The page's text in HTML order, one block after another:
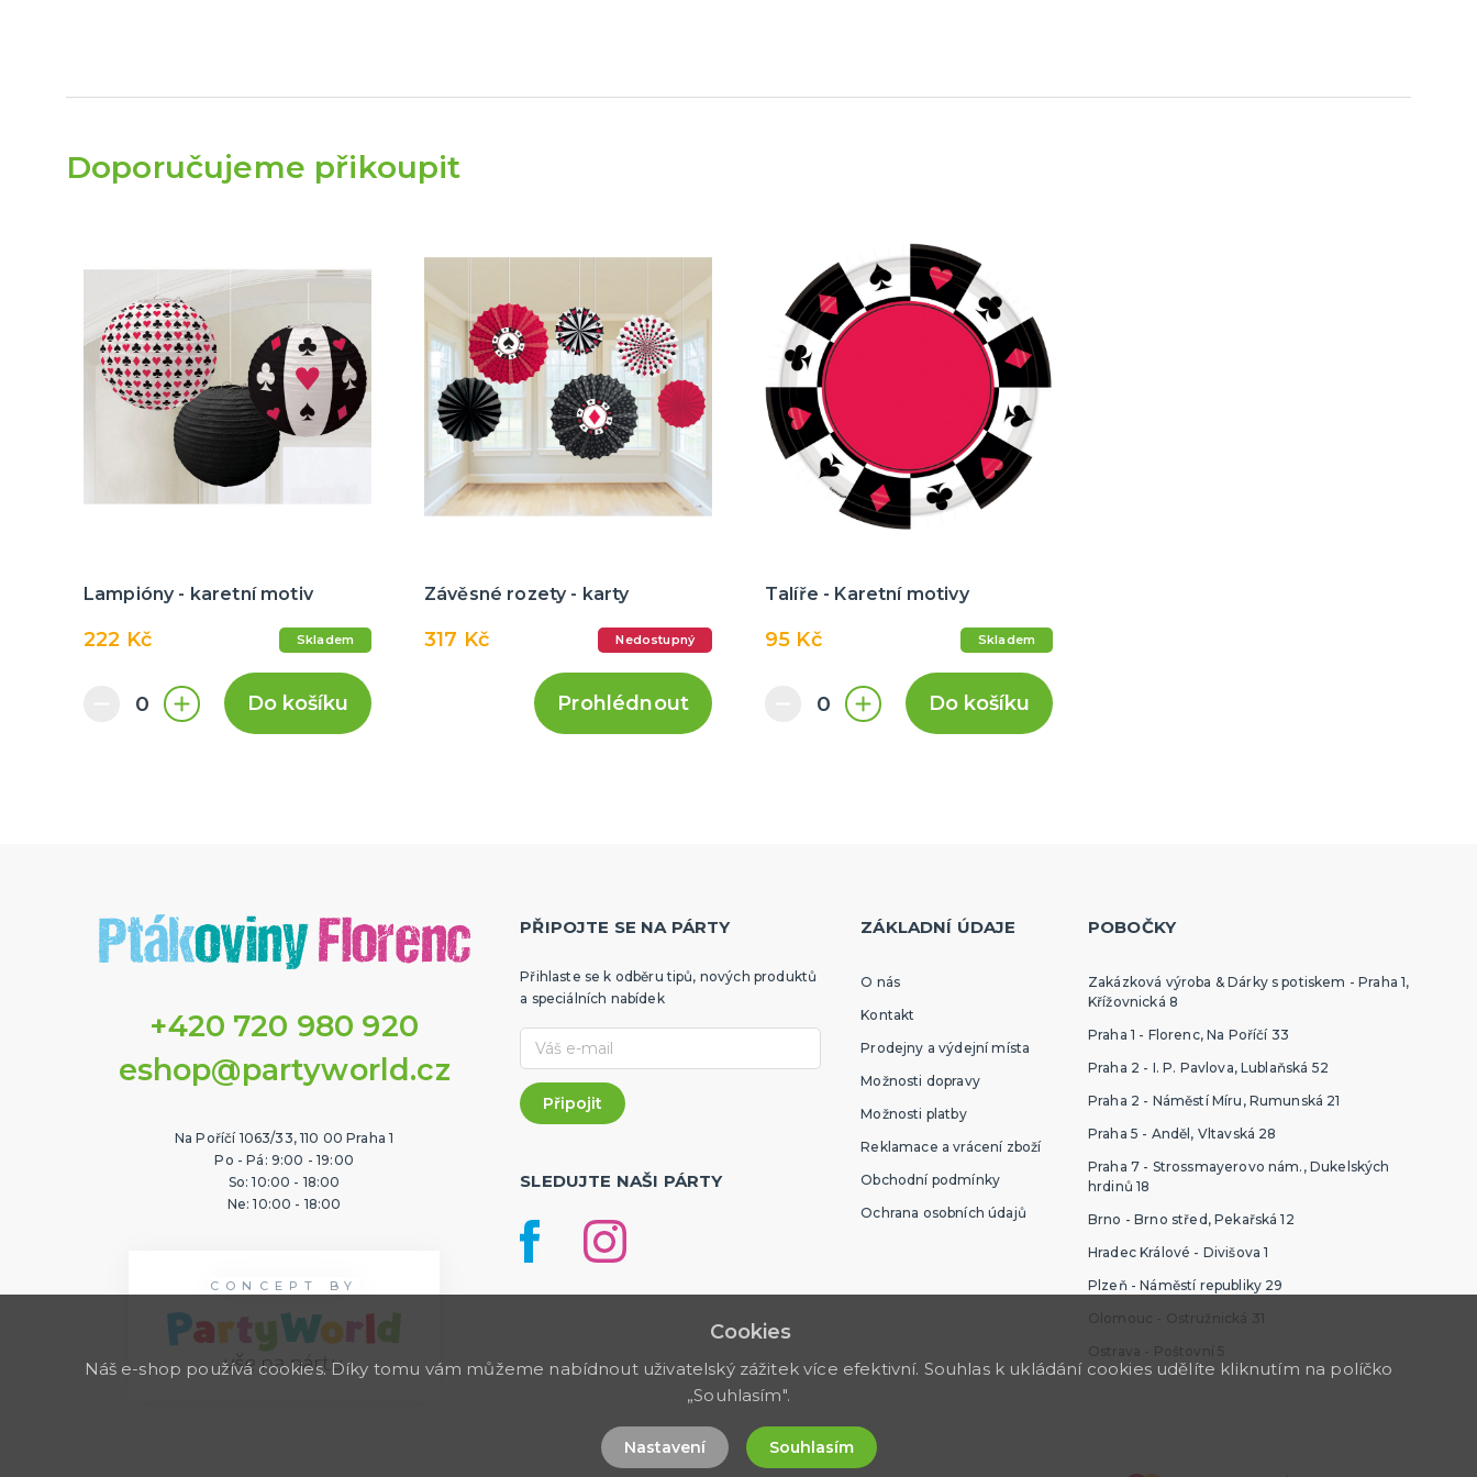
Doporučujeme přikoupit
Lampióny - karetní motiv
222 Kč Skladem
Do košíku
Závěsné rozety - karty
317 Kč Nedostupný
Prohlédnout
Talíře - Karetní motivy
95 Kč Skladem
Do košíku
+420 720 980 920
eshop@partyworld.cz
Na Poříčí 1063/33, 110 00 Praha 1
Po - Pá: 9:00 - 19:00
So: 10:00 - 18:00
Ne: 10:00 - 18:00
CONCEPT BY
PŘIPOJTE SE NA PÁRTY
Přihlaste se k odběru tipů, nových produktů
a speciálních nabídek
SLEDUJTE NAŠI PÁRTY
ZÁKLADNÍ ÚDAJE
O nás
Kontakt
Prodejny a výdejní místa
Možnosti dopravy
Možnosti platby
Reklamace a vrácení zboží
Obchodní podmínky
Ochrana osobních údajů
POBOČKY
Zakázková výroba & Dárky s potiskem - Praha 1,
Křížovnická 8
Praha 1 - Florenc, Na Poříčí 33
Praha 2 - I. P. Pavlova, Lublaňská 52
Praha 2 - Náměstí Míru, Rumunská 21
Praha 5 - Anděl, Vltavská 28
Praha 7 - Strossmayerovo nám., Dukelských
hrdinů 18
Brno - Brno střed, Pekařská 12
Hradec Králové - Divišova 1
Plzeň - Náměstí republiky 29
Olomouc - Ostružnická 31
Ostrava - Poštovní 5
Cookies
Náš e-shop používá cookies. Díky tomu vám můžeme nabídnout uživatelský zážitek více efektivní. Souhlas k ukládání cookies udělíte kliknutím na políčko
„Souhlasím".
Nastavení Souhlasím